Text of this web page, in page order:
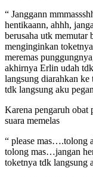
“ Janggann
hentikaann, ahhh,
berusaha utk memutar
menginginkan
meremas
akhirnya Erlin udah
langsung diarahkan
tdk langsung aku
Karena pengaruh obat
suara memelas
“ please mas….tolong
tolong mas…jangan
toketnya tdk langsung